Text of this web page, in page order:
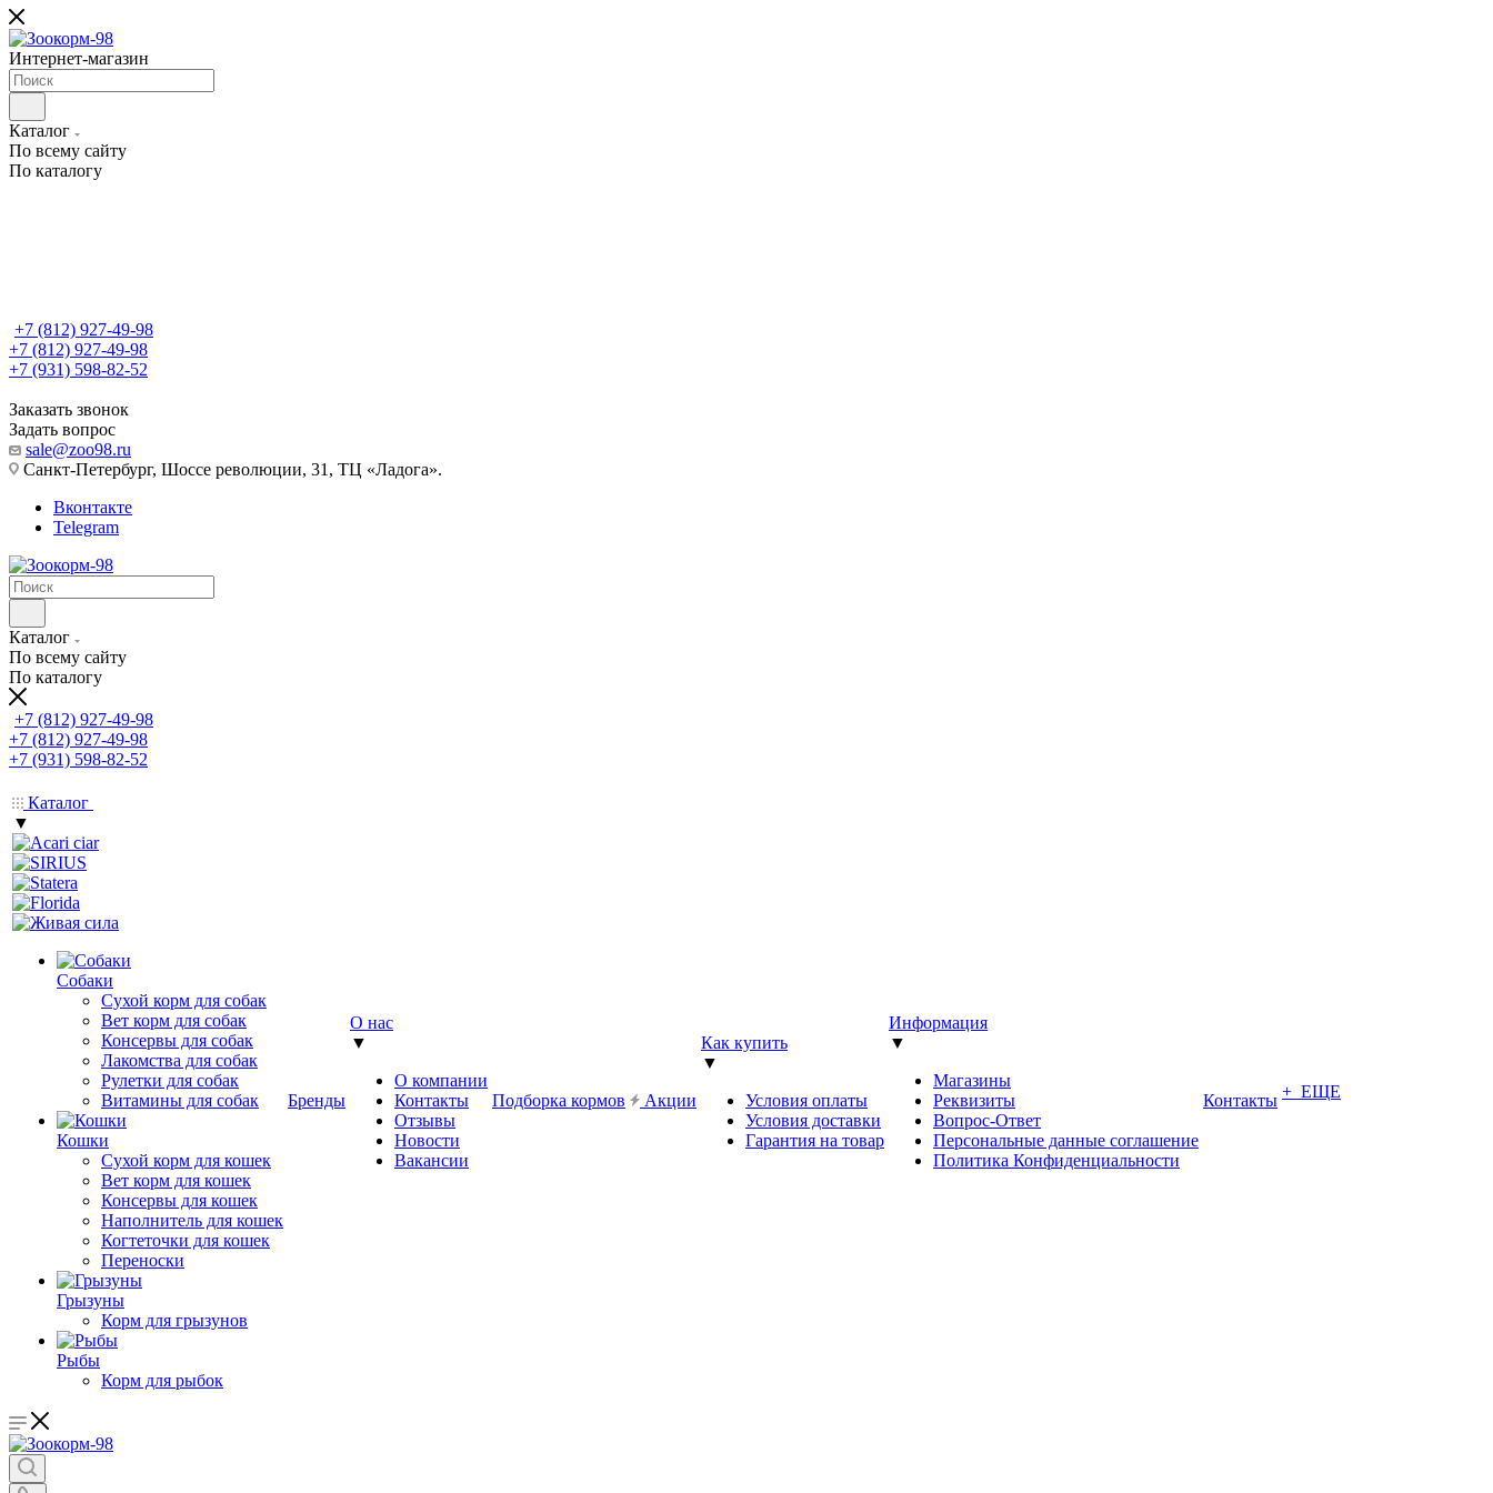
Интернет-магазин
Каталог
По всему сайту
По каталогу
+7 (812) 927-49-98
+7 (812) 927-49-98
+7 (931) 598-82-52
Заказать звонок
Задать вопрос
sale@zoo98.ru
Санкт-Петербург, Шоссе революции, 31, ТЦ «Ладога».
Вконтакте
Telegram
Каталог
По всему сайту
По каталогу
+7 (812) 927-49-98
+7 (812) 927-49-98
+7 (931) 598-82-52
Каталог
▼
Собаки
Сухой корм для собак
Вет корм для собак
Консервы для собак
Лакомства для собак
Рулетки для собак
Витамины для собак
Кошки
Сухой корм для кошек
Вет корм для кошек
Консервы для кошек
Наполнитель для кошек
Когтеточки для кошек
Переноски
Грызуны
Корм для грызунов
Рыбы
Корм для рыбок
Бренды
О нас
▼
О компании
Контакты
Отзывы
Новости
Вакансии
Подборка кормов Акции
Как купить
▼
Условия оплаты
Условия доставки
Гарантия на товар
Информация
▼
Магазины
Реквизиты
Вопрос-Ответ
Персональные данные соглашение
Политика Конфиденциальности
Контакты + ЕЩЕ